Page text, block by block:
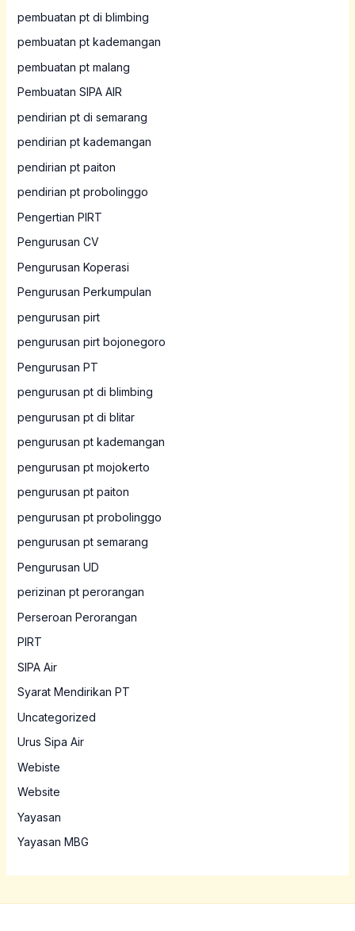
pembuatan pt di blimbing
pembuatan pt kademangan
pembuatan pt malang
Pembuatan SIPA AIR
pendirian pt di semarang
pendirian pt kademangan
pendirian pt paiton
pendirian pt probolinggo
Pengertian PIRT
Pengurusan CV
Pengurusan Koperasi
Pengurusan Perkumpulan
pengurusan pirt
pengurusan pirt bojonegoro
Pengurusan PT
pengurusan pt di blimbing
pengurusan pt di blitar
pengurusan pt kademangan
pengurusan pt mojokerto
pengurusan pt paiton
pengurusan pt probolinggo
pengurusan pt semarang
Pengurusan UD
perizinan pt perorangan
Perseroan Perorangan
PIRT
SIPA Air
Syarat Mendirikan PT
Uncategorized
Urus Sipa Air
Webiste
Website
Yayasan
Yayasan MBG